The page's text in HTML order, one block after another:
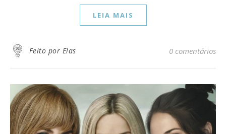
LEIA MAIS
Feito por Elas 0 comentários